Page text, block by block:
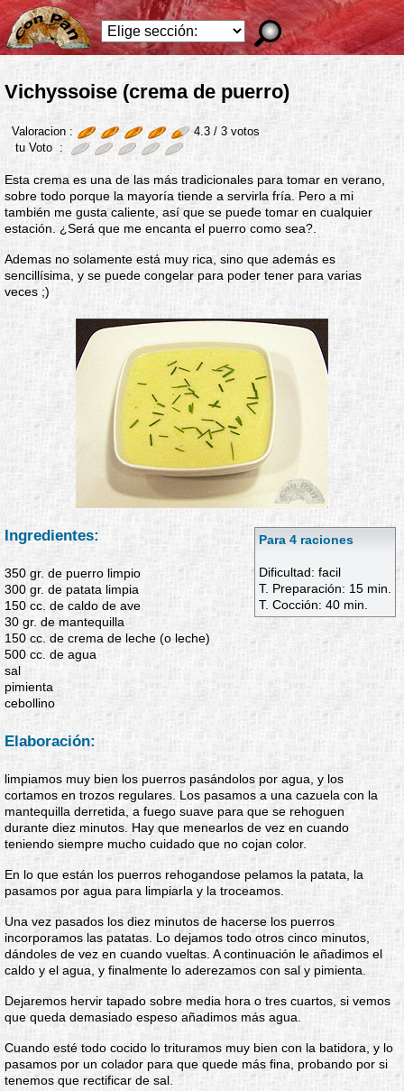
Vichyssoise (crema de puerro)
Valoracion : 4.3 /3votos
tu Voto :
Esta crema es una de las más tradicionales para tomar en verano,
sobre todo porque la mayoría tiende a servirla fría. Pero a mi
también me gusta caliente, así que se puede tomar en cualquier
estación. ¿Será que me encanta el puerro como sea?.
Ademas no solamente está muy rica, sino que además es
sencillísima, y se puede congelar para poder tener para varias
veces ;)
Para 4 raciones
Dificultad: facil
T. Preparación: 15 min.
T. Cocción: 40 min.
Ingredientes:
350 gr. de puerro limpio
300 gr. de patata limpia
150 cc. de caldo de ave
30 gr. de mantequilla
150 cc. de crema de leche (o leche)
500 cc. de agua
sal
pimienta
cebollino
Elaboración:
limpiamos muy bien los puerros pasándolos por agua, y los
cortamos en trozos regulares. Los pasamos a una cazuela con la
mantequilla derretida, a fuego suave para que se rehoguen
durante diez minutos. Hay que menearlos de vez en cuando
teniendo siempre mucho cuidado que no cojan color.
En lo que están los puerros rehogandose pelamos la patata, la
pasamos por agua para limpiarla y la troceamos.
Una vez pasados los diez minutos de hacerse los puerros
incorporamos las patatas. Lo dejamos todo otros cinco minutos,
dándoles de vez en cuando vueltas. A continuación le añadimos el
caldo y el agua, y finalmente lo aderezamos con sal y pimienta.
Dejaremos hervir tapado sobre media hora o tres cuartos, si vemos
que queda demasiado espeso añadimos más agua.
Cuando esté todo cocido lo trituramos muy bien con la batidora, y lo
pasamos por un colador para que quede más fina, probando por si
tenemos que rectificar de sal.